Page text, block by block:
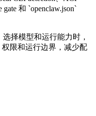
gate 和 `openclaw.json`
择模型和运行能力时，
限和运行边界，减少配